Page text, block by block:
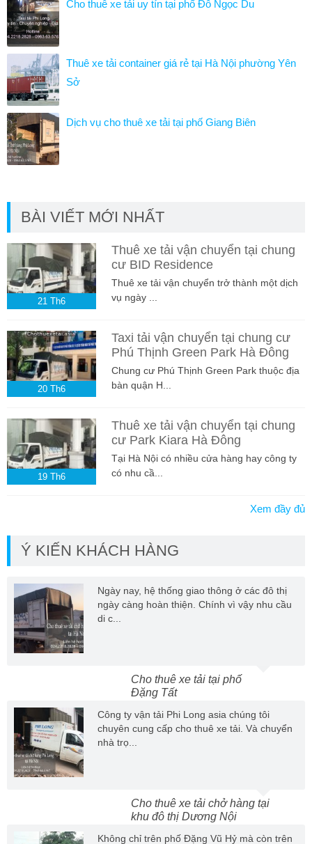
Cho thuê xe tải uy tín tại phố Đỗ Ngọc Du
Thuê xe tải container giá rẻ tại Hà Nội phường Yên
Sở
Dịch vụ cho thuê xe tải tại phố Giang Biên
BÀI VIẾT MỚI NHẤT
21 Th6
Thuê xe tải vận chuyển tại chung
cư BID Residence
Thuê xe tải vận chuyển trở thành một dịch
vụ ngày ...
20 Th6
Taxi tải vận chuyển tại chung cư
Phú Thịnh Green Park Hà Đông
Chung cư Phú Thịnh Green Park thuộc địa
bàn quận H...
19 Th6
Thuê xe tải vận chuyển tại chung
cư Park Kiara Hà Đông
Tại Hà Nội có nhiều cửa hàng hay công ty
có nhu cầ...
Xem đầy đủ
Ý KIẾN KHÁCH HÀNG
Ngày nay, hệ thống giao thông ở các đô thị
ngày càng hoàn thiện. Chính vì vậy nhu cầu
di c...
Cho thuê xe tải tại phố
Đặng Tất
Công ty vận tải Phi Long asia chúng tôi
chuyên cung cấp cho thuê xe tải. Và chuyển
nhà trọ...
Cho thuê xe tải chở hàng tại
khu đô thị Dương Nội
Không chỉ trên phố Đặng Vũ Hỷ mà còn trên